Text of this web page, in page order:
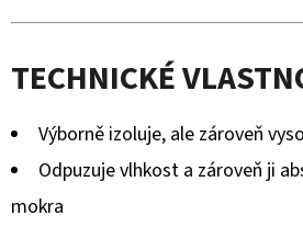
TECHNICKÉ
Výborně izoluje, ale zároveň
Odpuzuje vlhkost a zároveň ji
mokra